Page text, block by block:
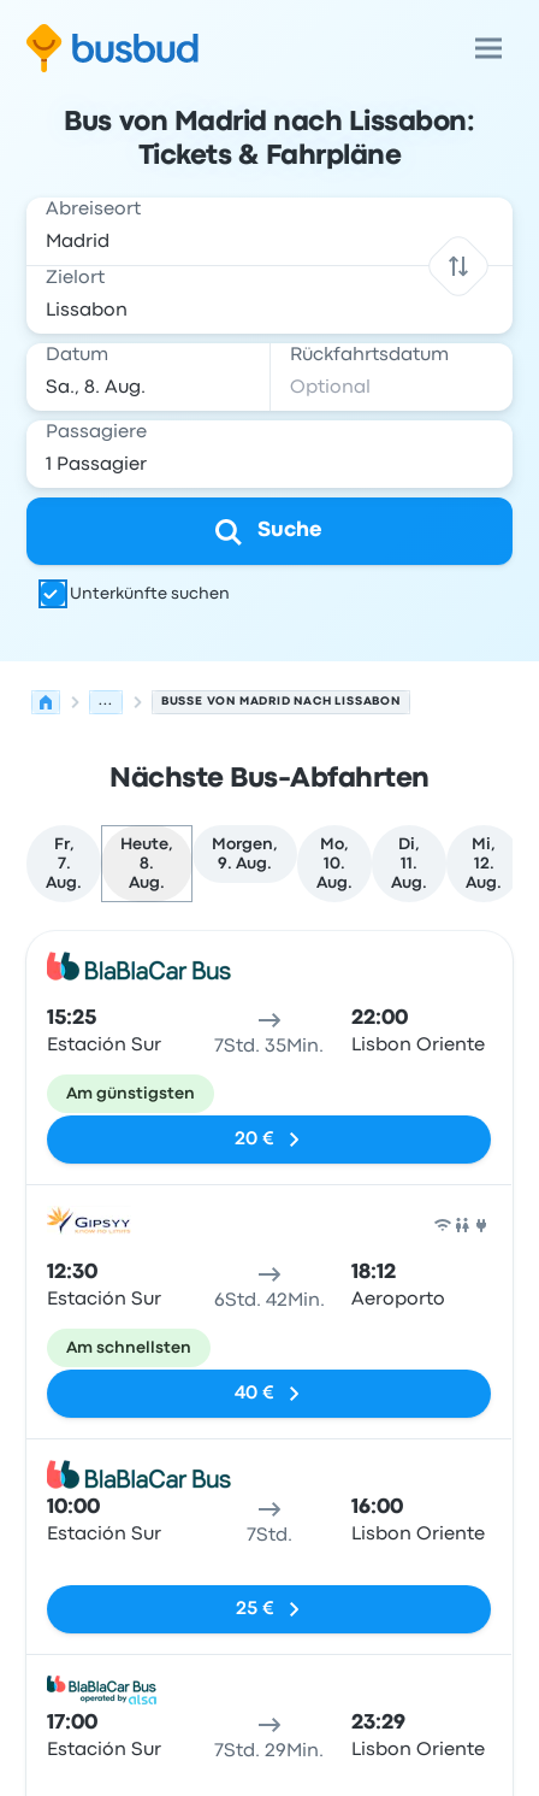
Bus von Madrid nach Lissabon:
Tickets & Fahrpläne
Abreiseort
Zielort
Datum Rückfahrtsdatum
Passagiere
Suche
Unterkünfte suchen
... BUSSE VON MADRID NACH LISSABON
Nächste Bus-Abfahrten
Fr,
7.
Aug.
Heute,
8.
Aug.
Morgen,
9. Aug.
Mo,
10.
Aug.
Di,
11.
Aug.
Mi,
12.
Aug.
15:25
Estación Sur 7Std. 35Min.
22:00
Lisbon Oriente
Am günstigsten
20 €
12:30
Estación Sur 6Std. 42Min.
18:12
Aeroporto
Am schnellsten
40 €
10:00
Estación Sur 7Std.
16:00
Lisbon Oriente
25 €
17:00
Estación Sur 7Std. 29Min.
23:29
Lisbon Oriente